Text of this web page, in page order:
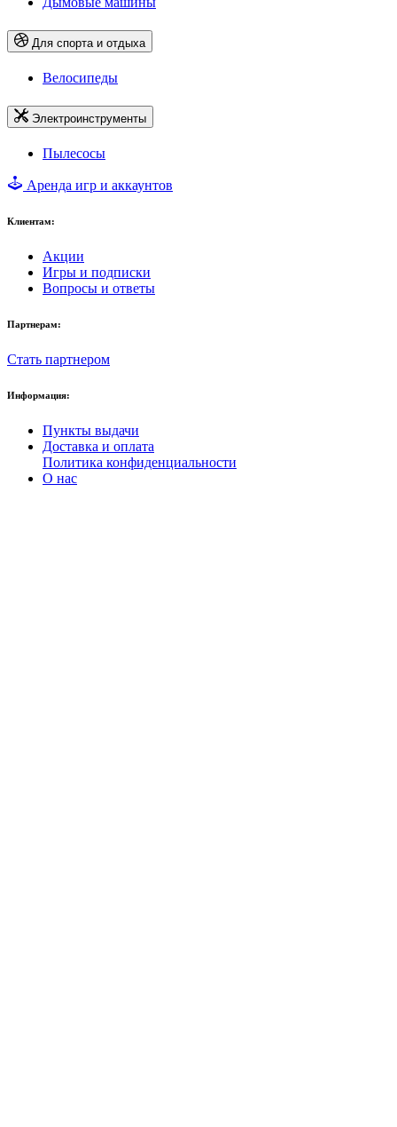
Для спорта и отдыха
Велосипеды
Электроинструменты
Пылесосы
Аренда игр и аккаунтов
Клиентам:
Акции
Игры и подписки
Вопросы и ответы
Партнерам:
Стать партнером
Информация:
Пункты выдачи
Доставка и оплата
Политика конфиденциальности
О нас